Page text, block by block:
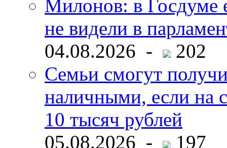
Милонов: в Госдуме
не видели в
04.08.2026 -
202
Семьи смогут
наличными, если на
10 тысяч рублей
05.08.2026 -
197